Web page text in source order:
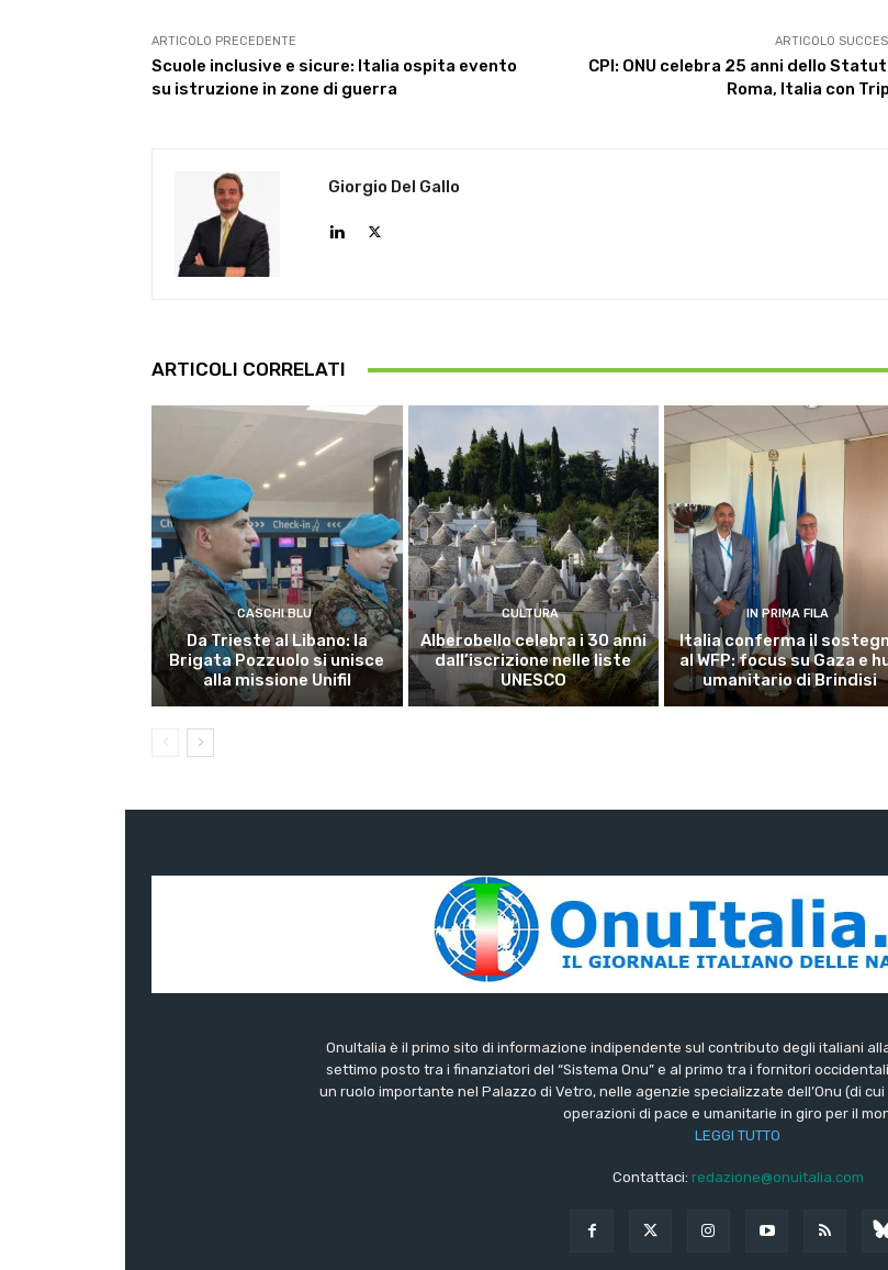
ARTICOLO PRECEDENTE
Scuole inclusive e sicure: Italia ospita evento
su istruzione in zone di guerra
ARTICOLO
CPI: ONU celebra 25 anni dello
Roma, Italia con
Giorgio Del Gallo
ARTICOLI CORRELATI
CASCHI BLU
Da Trieste al Libano: la
Brigata Pozzuolo si unisce
alla missione Unifil
CULTURA
Alberobello celebra i 30 anni
dall’iscrizione nelle liste
UNESCO
IN PRIMA FILA
Italia conferma il
al WFP: focus su Gaza e
umanitario di Brindisi
OnuItalia è il primo sito di informazione indipendente sul contributo degli italiani
settimo posto tra i finanziatori del “Sistema Onu” e al primo tra i fornitori occidentali
un ruolo importante nel Palazzo di Vetro, nelle agenzie specializzate dell’Onu (di
operazioni di pace e umanitarie in giro per il
LEGGI TUTTO
Contattaci: redazione@onuitalia.com